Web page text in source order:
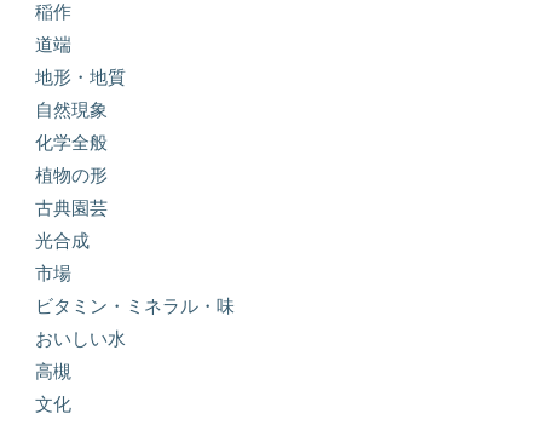
稲作
道端
地形・地質
自然現象
化学全般
植物の形
古典園芸
光合成
市場
ビタミン・ミネラル・味
おいしい水
高槻
文化